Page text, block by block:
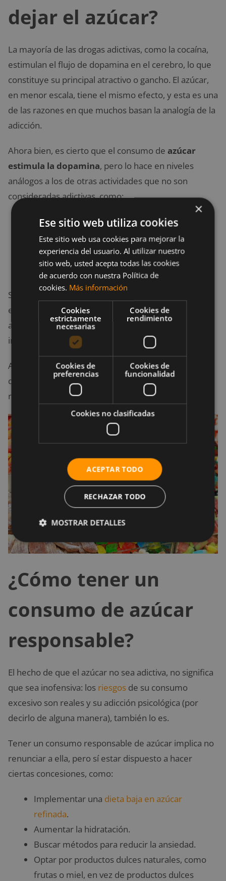
dejar el azúcar?
La mayoría de las drogas adictivas, como la cocaína,
estimulan el flujo de dopamina en el cerebro, lo que
constituye su principal atractivo o gancho. El azúcar,
en menor escala, tiene el mismo efecto, y esta es una
de las razones en que muchos basan la analogía de la
adicción.
Ahora bien, es cierto que el consumo de azúcar
estimula la dopamina, pero lo hace en niveles
análogos a los de otras actividades que no son
consideradas adictivas, como:
Manejar a alta velocidad.
Tener relaciones sexuales.
Escuchar música que nos guste.
Beber té verde.
Si bien estos hábitos generan un cambio químico en
el cerebro, no se trata de algo irreversible, ni vienen
acompañadas de otras sustancias que aumenten el
impacto como sí sucede con las drogas fuertes.
Así pues, al descartar la adicción al azúcar como algo
químico, hay otro factor a considerar: la
responsabilidad como consumidor.
¿Cómo tener un
consumo de azúcar
responsable?
El hecho de que el azúcar no sea adictiva, no significa
que sea inofensiva: los riesgos de su consumo
excesivo son reales y su adicción psicológica (por
decirlo de alguna manera), también lo es.
Tener un consumo responsable de azúcar implica no
renunciar a ella, pero sí estar dispuesto a hacer
ciertas concesiones, como:
Implementar una dieta baja en azúcar
refinada.
Aumentar la hidratación.
Buscar métodos para reducir la ansiedad.
Optar por productos dulces naturales, como
frutas o miel, en vez de productos dulces
×
Ese sitio web utiliza cookies
Este sitio web usa cookies para mejorar la
experiencia del usuario. Al utilizar nuestro
sitio web, usted acepta todas las cookies
de acuerdo con nuestra Política de
cookies. Más información
Cookies
estrictamente
necesarias
Cookies de
rendimiento
Cookies de
preferencias
Cookies de
funcionalidad
Cookies no clasificadas
ACEPTAR TODO
RECHAZAR TODO
MOSTRAR DETALLES